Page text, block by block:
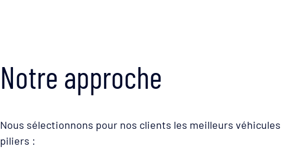
Notre approche
Nous sélectionnons pour nos clients les meilleurs
piliers :